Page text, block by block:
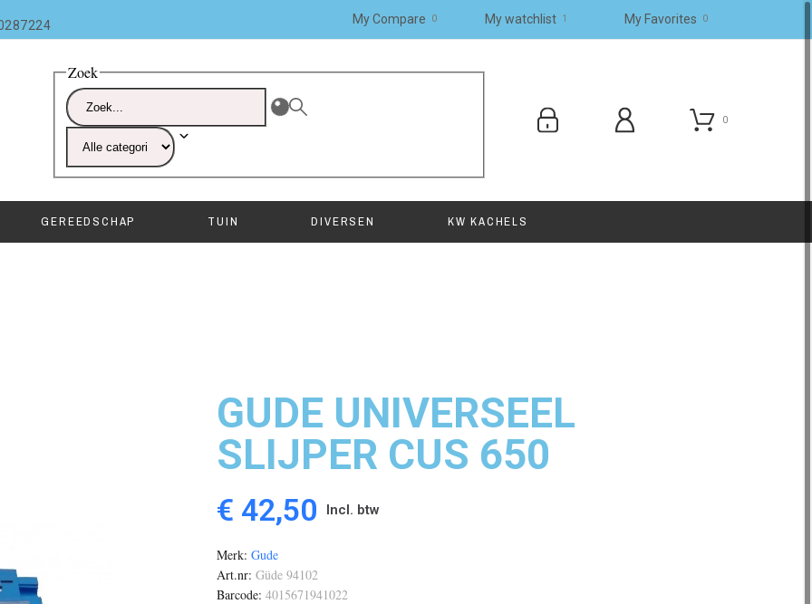
My Compare 0 My watchlist 1 My Favorites 0
Zoek
0
GEREEDSCHAP TUIN DIVERSEN KW KACHELS
GUDE UNIVERSEEL
SLIJPER CUS 650
€ 42,50 Incl. btw
Merk Gude
Art.nr Güde 94102
Barcode 4015671941022